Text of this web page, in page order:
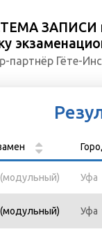
ЗАПИСИ
партнёр Гёте-
Уфа
Уфа